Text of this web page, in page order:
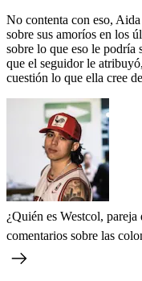
No contenta con eso,
sobre sus amoríos en los
sobre lo que eso le podría
que el seguidor le
cuestión lo que ella cree
¿Quién es Westcol,
comentarios sobre las